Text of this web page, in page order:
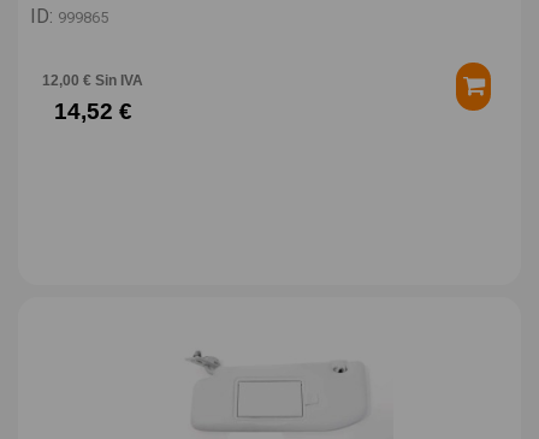
ID: 999865
12,00 € Sin IVA
14,52 €